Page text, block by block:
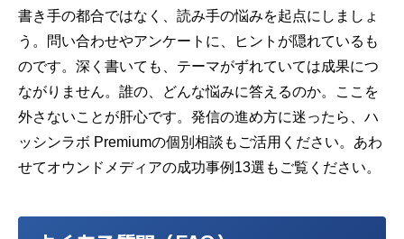
書き手の都合ではなく、読み手の悩みを起点にしましょ
う。問い合わせやアンケートに、ヒントが隠れているも
のです。深く書いても、テーマがずれていては成果につ
ながりません。誰の、どんな悩みに答えるのか。ここを
外さないことが肝心です。発信の進め方に迷ったら、 ハ
ッシンラボ Premiumの個別相談もご活用ください。あわ
せてオウンドメディアの成功事例13選 もご覧ください。